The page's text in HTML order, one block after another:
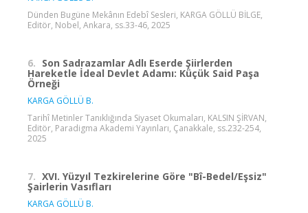
Dünden Bugüne Mekânın Edebî Sesleri, KARGA GÖLLÜ BİLGE,
Editör, Nobel, Ankara, ss.33-46, 2025
6. Son Sadrazamlar Adlı Eserde Şiirlerden
Hareketle İdeal Devlet Adamı: Küçük Said Paşa
Örneği
KARGA GÖLLÜ B.
Tarihî Metinler Tanıklığında Siyaset Okumaları, KALSIN ŞİRVAN,
Editör, Paradigma Akademi Yayınları, Çanakkale, ss.232-254,
2025
7. XVI. Yüzyıl Tezkirelerine Göre "Bî-Bedel/Eşsiz"
Şairlerin Vasıfları
KARGA GÖLLÜ B.